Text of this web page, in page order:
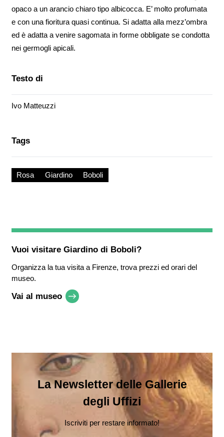
opaco a un arancio chiaro tipo albicocca. E’ molto profumata
e con una fioritura quasi continua. Si adatta alla mezz’ombra
ed è adatta a venire sagomata in forme obbligate se condotta
nei germogli apicali.
Testo di
Ivo Matteuzzi
Tags
Rosa Giardino Boboli
Vuoi visitare Giardino di Boboli?
Organizza la tua visita a Firenze, trova prezzi ed orari del
museo.
Vai al museo
La Newsletter delle Gallerie
degli Uffizi
Iscriviti per restare informato!